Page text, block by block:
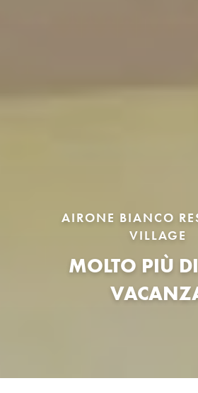
AIRONE BIANCO
VILLAGE
MOLTO PIÙ